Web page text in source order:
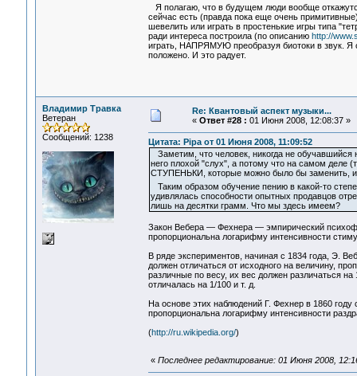
Я полагаю, что в будущем люди вообще
сейчас есть (правда пока еще очень
шевелить или играть в простенькие игры типа
ради интереса построила (по описанию http://
играть, НАПРЯМУЮ преобразуя биотоки в звук. Я
положено. И это радует.
Владимир Травка
Ветеран
Сообщений: 1238
Re: Квантовый аспект музыки...
« Ответ #28 : 01 Июня 2008, 12:08:37 »
Цитата: Pipa от 01 Июня 2008, 11:09:52
Заметим, что человек, никогда не обучавшийся
него плохой "слух", а потому что на самом деле
СТУПЕНЬКИ, которые можно было бы заменить,
Таким образом обучение пению в какой-то
удивлялась способности опытных продавцов
лишь на десятки грамм. Что мы здесь имеем?
Закон Вебера — Фехнера — эмпирический
пропорциональна логарифму интенсивности
В ряде экспериментов, начиная с 1834 года, Э.
должен отличаться от исходного на величину,
различные по весу, их вес должен различаться
отличалась на 1/100 и т. д.
На основе этих наблюдений Г. Фехнер в 1860
пропорциональна логарифму интенсивности
(http://ru.wikipedia.org/)
« Последнее редактирование: 01 Июня 2008,